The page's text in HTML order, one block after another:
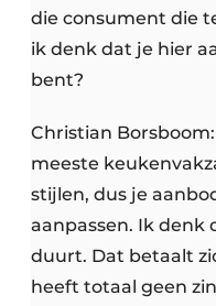
die consument die
ik denk dat je hier
bent?
Christian
meeste
stijlen, dus je
aanpassen. Ik denk
duurt. Dat betaalt
heeft totaal geen